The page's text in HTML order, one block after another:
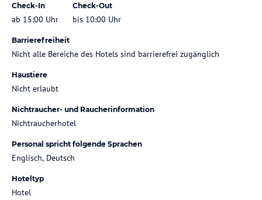
Check-In
ab 15:00 Uhr
Check-Out
bis 10:00 Uhr
Barrierefreiheit
Nicht alle Bereiche des Hotels sind barrierefrei zugänglich
Haustiere
Nicht erlaubt
Nichtraucher- und Raucherinformation
Nichtraucherhotel
Personal spricht folgende Sprachen
Englisch, Deutsch
Hoteltyp
Hotel